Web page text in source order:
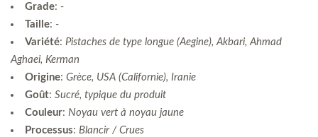
Grade: -
Taille: -
Variété: Pistaches de type longue (Aegine), Akbari, Ahmad
Aghaei, Kerman
Origine: Grèce, USA (Californie), Iranie
Goût: Sucré, typique du produit
Couleur: Noyau vert à noyau jaune
Processus: Blancir / Crues